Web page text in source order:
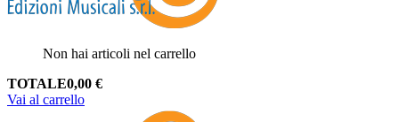
Non hai articoli nel carrello
TOTALE0,00 €
Vai al carrello